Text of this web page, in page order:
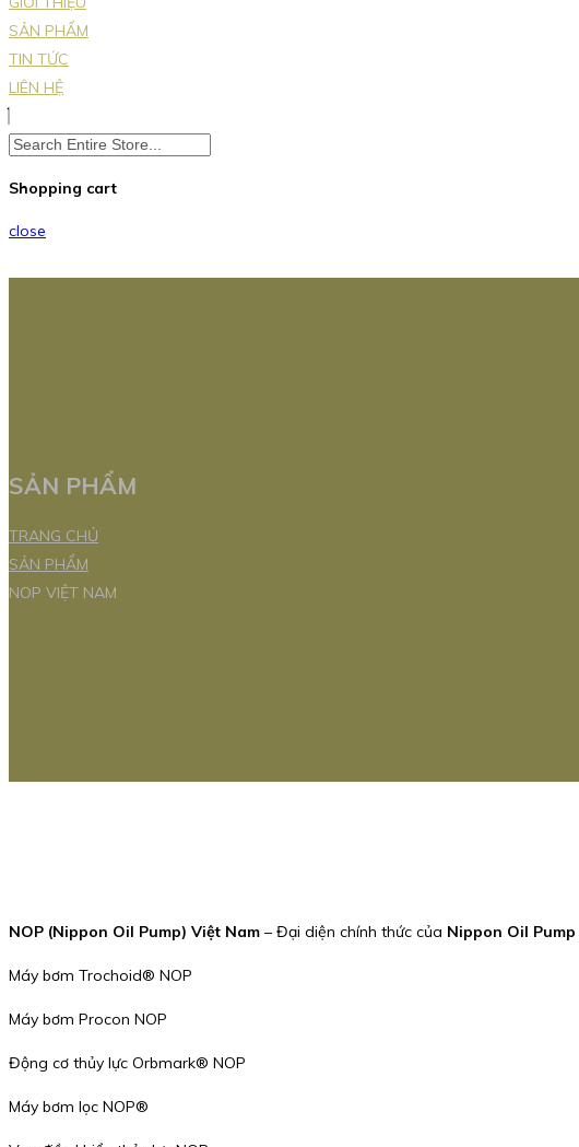
SẢN PHẨM
TIN TỨC
LIÊN HỆ
Shopping cart
close
SẢN PHẨM
TRANG CHỦ
SẢN PHẨM
NOP VIỆT NAM
NOP (Nippon Oil Pump) Việt Nam – Đại diện chính thức của Nippon Oil Pump
Máy bơm Trochoid® NOP
Máy bơm Procon NOP
Động cơ thủy lực Orbmark® NOP
Máy bơm lọc NOP®